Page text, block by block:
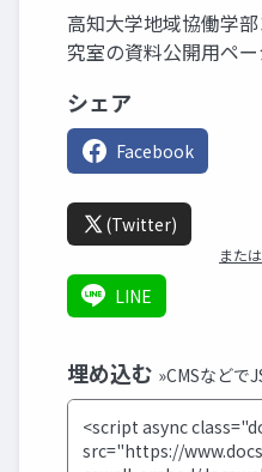
高知大学地域協働学
究室の資料公開用ペー
シェア
Facebook
(Twitter)
また
LINE
埋め込む »CMSなどで